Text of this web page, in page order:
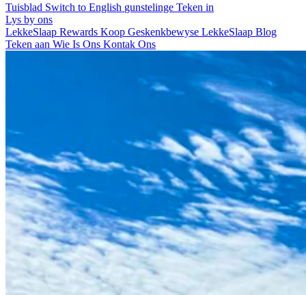
Tuisblad Switch to English gunstelinge Teken in
Lys by ons
LekkeSlaap Rewards Koop Geskenkbewyse LekkeSlaap Blog
Teken aan Wie Is Ons Kontak Ons